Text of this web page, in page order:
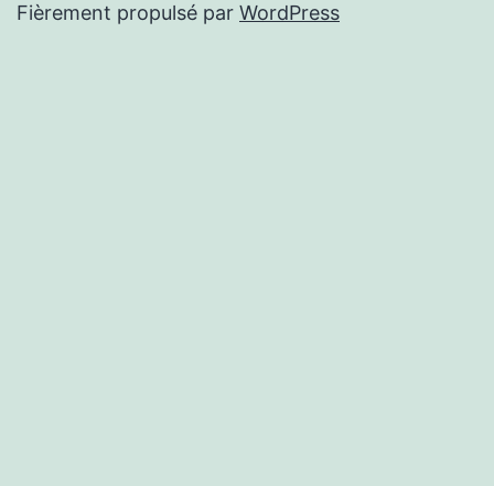
Fièrement propulsé par WordPress